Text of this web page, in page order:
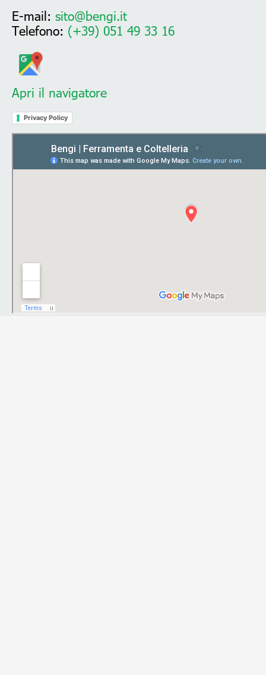
E-mail: sito@bengi.it
Telefono: (+39) 051 49 33 16
Apri il navigatore
Privacy Policy